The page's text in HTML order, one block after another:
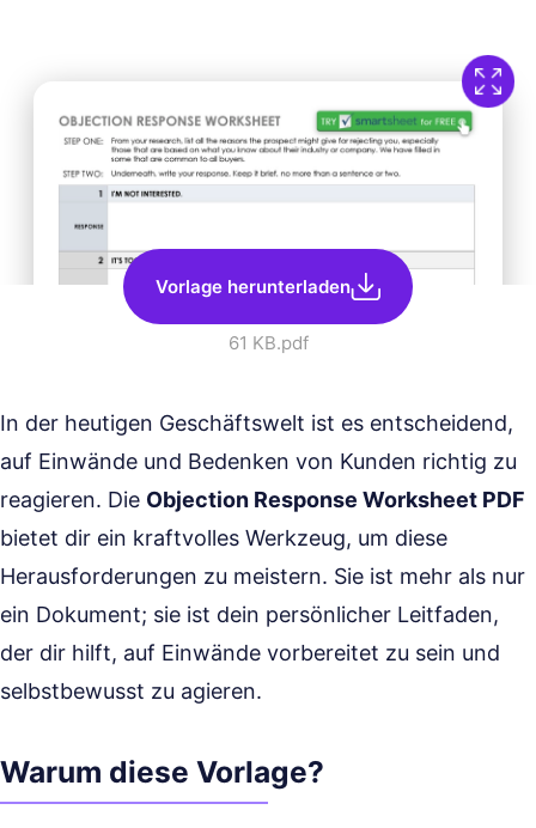
Vorlage herunterladen
61 KB.pdf
In der heutigen Geschäftswelt ist es entscheidend,
auf Einwände und Bedenken von Kunden richtig zu
reagieren. Die Objection Response Worksheet PDF
bietet dir ein kraftvolles Werkzeug, um diese
Herausforderungen zu meistern. Sie ist mehr als nur
ein Dokument; sie ist dein persönlicher Leitfaden,
der dir hilft, auf Einwände vorbereitet zu sein und
selbstbewusst zu agieren.
Warum diese Vorlage?